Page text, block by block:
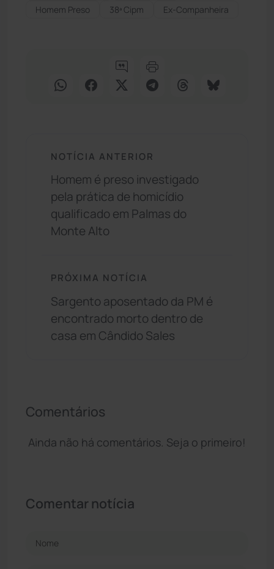
Homem Preso 38ª Cipm Ex-Companheira
NOTÍCIA ANTERIOR
Homem é preso investigado
pela prática de homicídio
qualificado em Palmas do
Monte Alto
PRÓXIMA NOTÍCIA
Sargento aposentado da PM é
encontrado morto dentro de
casa em Cândido Sales
Comentários
Ainda não há comentários. Seja o primeiro!
Comentar notícia